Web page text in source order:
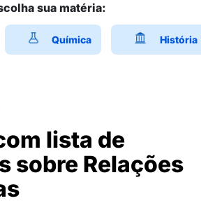
sua matéria:
Química História
lista de
sobre Relações